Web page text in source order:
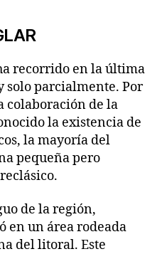
recorrido en la última
solo parcialmente. Por
colaboración de la
la existencia de
la mayoría del
pequeña pero
de la región,
en un área rodeada
del litoral. Este